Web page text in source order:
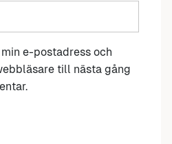
e-postadress och
till nästa gång